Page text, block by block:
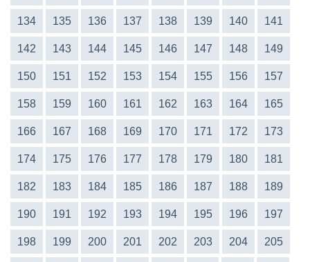
134 135 136 137 138 139 140 141
142 143 144 145 146 147 148 149
150 151 152 153 154 155 156 157
158 159 160 161 162 163 164 165
166 167 168 169 170 171 172 173
174 175 176 177 178 179 180 181
182 183 184 185 186 187 188 189
190 191 192 193 194 195 196 197
198 199 200 201 202 203 204 205